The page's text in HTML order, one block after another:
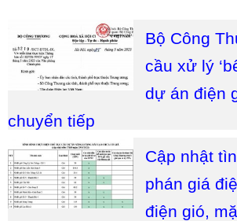
Bộ Công
cầu xử lý
dự án điện
chuyển tiếp
Cập nhật
phán giá
điện gió,